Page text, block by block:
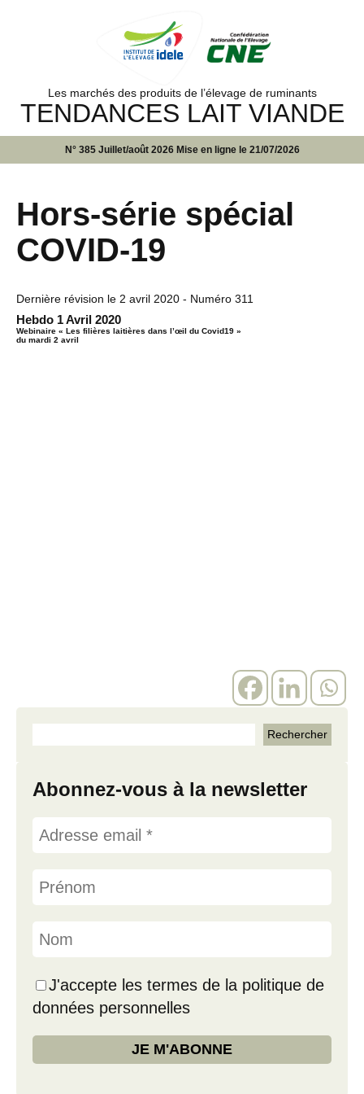
Les marchés des produits de l’élevage de ruminants
TENDANCES LAIT VIANDE
N° 385 Juillet/août 2026 Mise en ligne le 21/07/2026
Hors-série spécial
COVID-19
Dernière révision le 2 avril 2020 - Numéro 311
Hebdo 1 Avril 2020
Webinaire « Les filières laitières dans l’œil du Covid19 »
du mardi 2 avril
Abonnez-vous à la newsletter
J'accepte les termes de la politique de
données personnelles